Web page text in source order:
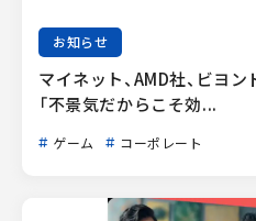
お知らせ
マイネット、AMD社、ビヨ
「不景気だからこそ効...
ゲーム コーポレート